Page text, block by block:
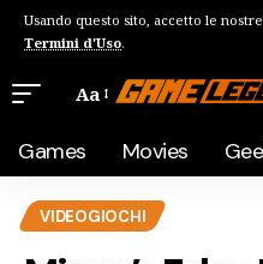
Usando questo sito, accetto le nostre
Termini d'Uso.
Aa
Games Movies
VIDEOGIOCHI